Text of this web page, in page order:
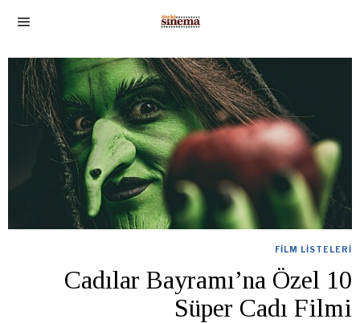
FILM LISTELERI
Cadılar Bayramı’na Özel 10
Süper Cadı Filmi